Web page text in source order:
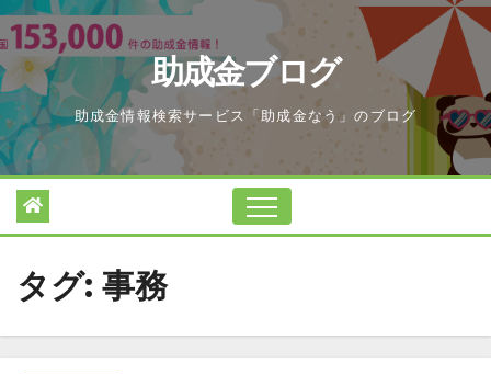
Skip
to
content
助成金ブログ
助成金情報検索サービス「助成金なう」のブログ
タグ: 事務